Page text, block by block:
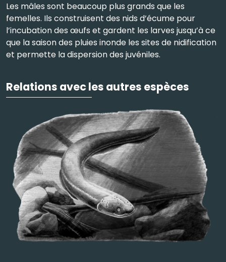
Les mâles sont beaucoup plus grands que les
femelles. Ils construisent des nids d’écume pour
l’incubation des œufs et gardent les larves jusqu’à ce
que la saison des pluies inonde les sites de nidification
et permette la dispersion des juvéniles.
Relations avec les autres espèces